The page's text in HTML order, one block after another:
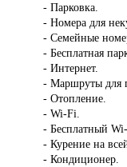
- Парковка.
- Номера для
- Семейные
- Бесплатная
- Интернет.
- Маршруты для
- Отопление.
- Wi-Fi.
- Бесплатный
- Курение на
- Кондиционер.